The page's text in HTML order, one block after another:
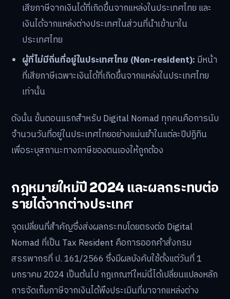
เสียภาษีจากเงินได้ที่เกิดขึ้นจากแหล่งในประเทศไทย และ
เงินได้จากแหล่งต่างประเทศในส่วนที่นำเข้ามาใน
ประเทศไทย
ผู้ที่ไม่มีถิ่นที่อยู่ในประเทศไทย (Non-resident): มีหน้า
ที่เสียภาษีเฉพาะเงินได้ที่เกิดขึ้นจากแหล่งในประเทศไทย
เท่านั้น
ดังนั้น ขั้นตอนแรกสำหรับ Digital Nomad ทุกคนคือการนับ
จำนวนวันที่อยู่ในประเทศไทยอย่างแม่นยำในแต่ละปีปฏิทิน
เพื่อระบุสถานะทางภาษีของตนเองให้ถูกต้อง
กฎหมายใหม่ปี 2024 และผลกระทบต่อ
รายได้จากต่างประเทศ
จุดเปลี่ยนที่สำคัญซึ่งส่งผลกระทบโดยตรงต่อ Digital
Nomad ที่เป็น Tax Resident คือการออกคำสั่งกรม
สรรพากรที่ ป. 161/2566 ซึ่งมีผลบังคับใช้ตั้งแต่วันที่ 1
มกราคม 2024 เป็นต้นไป กฎเกณฑ์ใหม่นี้ได้เปลี่ยนแปลงหลัก
การจัดเก็บภาษีจากเงินได้พึงประเมินที่มาจากแหล่งต่าง